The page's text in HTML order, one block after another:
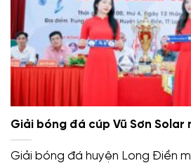
Giải bóng đá cúp Vũ Sơn Solar
Giải bóng đá huyện Long Điền